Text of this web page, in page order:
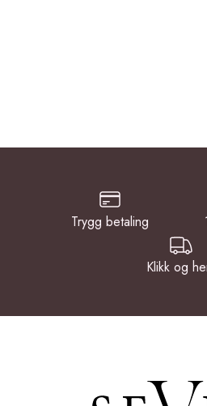
Trygg betaling
Klikk og